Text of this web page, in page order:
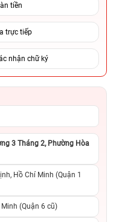
tiền
trực tiếp
nhận chữ ký
3 Tháng 2, Phường Hòa
Hồ Chí Minh (Quận 1
(Quận 6 cũ)